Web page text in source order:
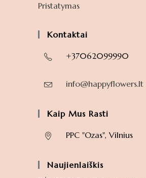
Pristatymas
Kontaktai
+37062099990
info@happyflowers.lt
Kaip Mus Rasti
PPC "Ozas", Vilnius
Naujienlaiškis